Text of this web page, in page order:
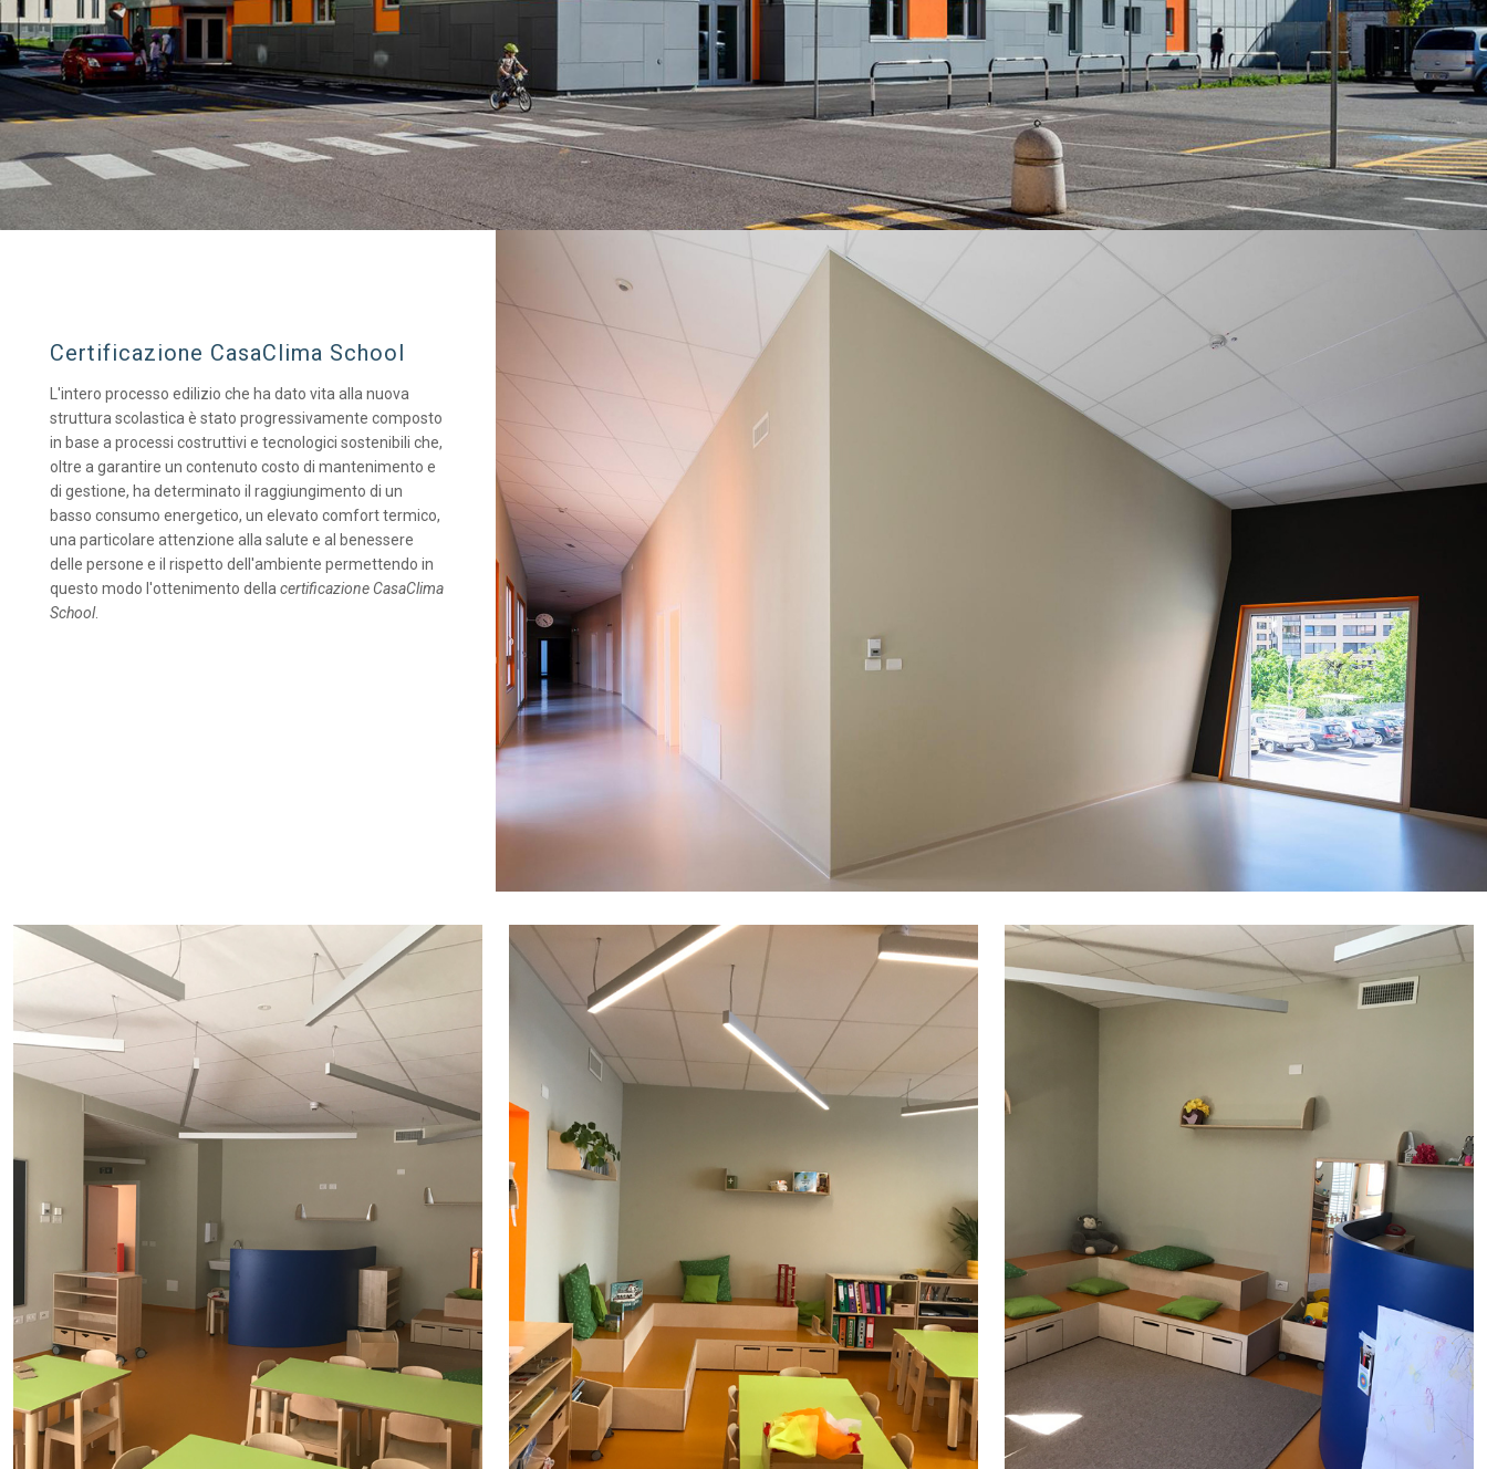
Certificazione CasaClima School
L'intero processo edilizio che ha dato vita alla nuova
struttura scolastica è stato progressivamente composto
in base a processi costruttivi e tecnologici sostenibili che,
oltre a garantire un contenuto costo di mantenimento e
di gestione, ha determinato il raggiungimento di un
basso consumo energetico, un elevato comfort termico,
una particolare attenzione alla salute e al benessere
delle persone e il rispetto dell'ambiente permettendo in
questo modo l'ottenimento della certificazione CasaClima
School.